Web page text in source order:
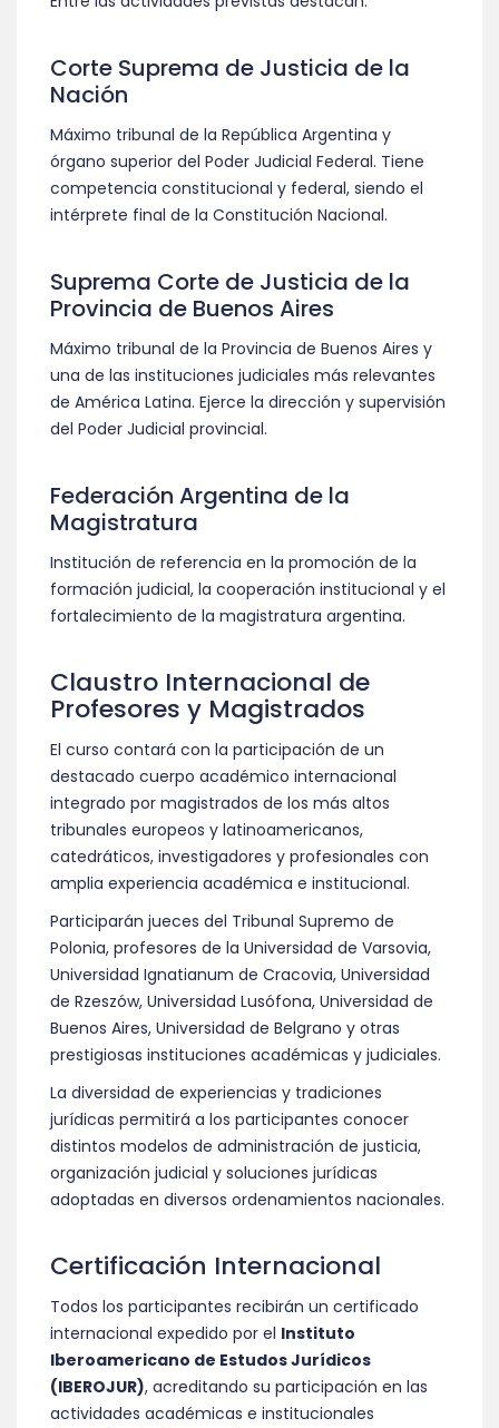
Corte Suprema de Justicia de la
Nación
Máximo tribunal de la República Argentina y
órgano superior del Poder Judicial Federal. Tiene
competencia constitucional y federal, siendo el
intérprete final de la Constitución Nacional.
Suprema Corte de Justicia de la
Provincia de Buenos Aires
Máximo tribunal de la Provincia de Buenos Aires y
una de las instituciones judiciales más relevantes
de América Latina. Ejerce la dirección y supervisión
del Poder Judicial provincial.
Federación Argentina de la
Magistratura
Institución de referencia en la promoción de la
formación judicial, la cooperación institucional y el
fortalecimiento de la magistratura argentina.
Claustro Internacional de
Profesores y Magistrados
El curso contará con la participación de un
destacado cuerpo académico internacional
integrado por magistrados de los más altos
tribunales europeos y latinoamericanos,
catedráticos, investigadores y profesionales con
amplia experiencia académica e institucional.
Participarán jueces del Tribunal Supremo de
Polonia, profesores de la Universidad de Varsovia,
Universidad Ignatianum de Cracovia, Universidad
de Rzeszów, Universidad Lusófona, Universidad de
Buenos Aires, Universidad de Belgrano y otras
prestigiosas instituciones académicas y judiciales.
La diversidad de experiencias y tradiciones
jurídicas permitirá a los participantes conocer
distintos modelos de administración de justicia,
organización judicial y soluciones jurídicas
adoptadas en diversos ordenamientos nacionales.
Certificación Internacional
Todos los participantes recibirán un certificado
internacional expedido por el Instituto
Iberoamericano de Estudos Jurídicos
(IBEROJUR), acreditando su participación en las
actividades académicas e institucionales